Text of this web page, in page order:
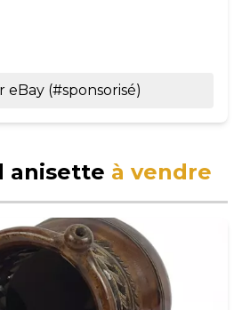
eBay (#sponsorisé)
anisette à vendre